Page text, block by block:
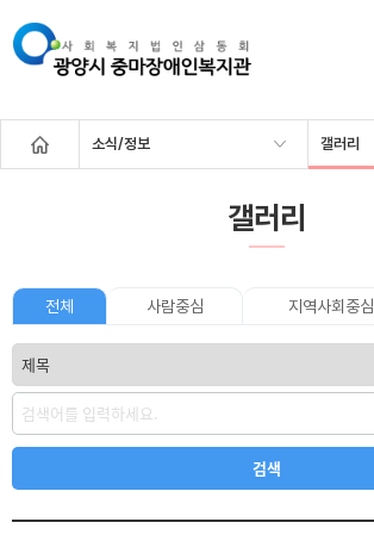
소식/정보 갤러리
갤러리
전체 사람중심 지역사회중심